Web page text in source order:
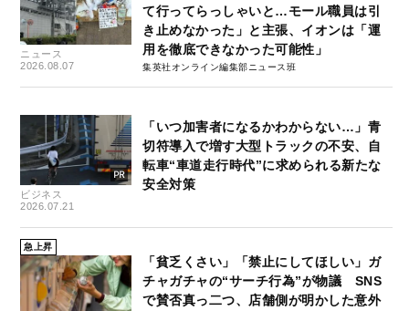
ニュース
2026.08.07
て行ってらっしゃいと…モール職員は引
き止めなかった」と主張、イオンは「運
用を徹底できなかった可能性」
集英社オンライン編集部ニュース班
ビジネス
2026.07.21
「いつ加害者になるかわからない…」青
切符導入で増す大型トラックの不安、自
転車“車道走行時代”に求められる新たな
安全対策
急上昇
「貧乏くさい」「禁止にしてほしい」ガ
チャガチャの“サーチ行為”が物議 SNS
で賛否真っ二つ、店舗側が明かした意外